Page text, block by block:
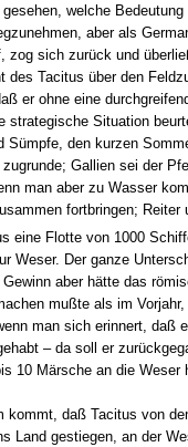
welche
aber als
zog sich zurück und
des Tacitus über den
er ohne eine
strategische Situation
Sümpfe, den kurzen
Gallien sei der
man aber zu Wasser
fortbringen;
eine Flotte von 1000
Weser. Der ganze
aber hätte das
mußte als im
man sich erinnert, daß
– da soll er
10 Märsche an die Weser
kommt, daß Tacitus von
Land gestiegen, an der